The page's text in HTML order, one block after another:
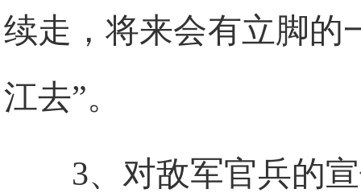
续走，将来会有立脚的
江去”。
3、对敌军官兵的